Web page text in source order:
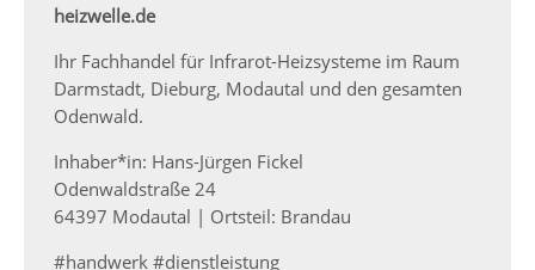
heizwelle.de
Ihr Fachhandel für Infrarot-Heizsysteme im Raum
Darmstadt, Dieburg, Modautal und den gesamten
Odenwald.
Inhaber*in: Hans-Jürgen Fickel
Odenwaldstraße 24
64397 Modautal | Ortsteil: Brandau
#handwerk #dienstleistung